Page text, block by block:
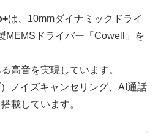
は、10mmダイナミックドライ
MEMSドライバー「Cowell」を
高音を実現しています。
ノイズキャンセリング、AI通話
載しています。